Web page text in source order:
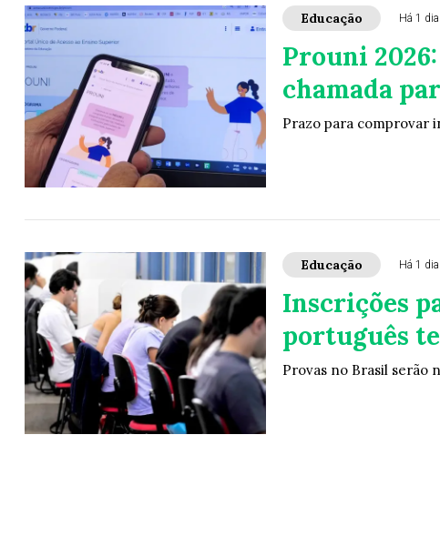
Educação Há 1 dia
Prouni
chamada
Prazo para comprovar
Educação Há 1 dia
Inscrições
português
Provas no Brasil serão